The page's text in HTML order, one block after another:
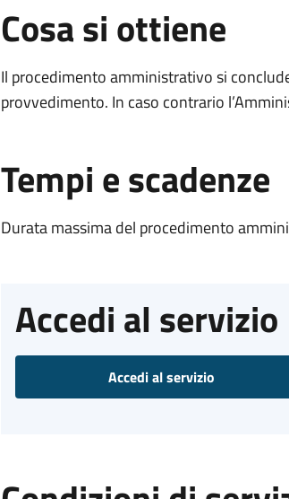
Cosa si ottiene
Il procedimento amministrativo si
provvedimento. In caso contrario
Tempi e scadenze
Durata massima del procedimento
Accedi al servizio
Accedi al servizio